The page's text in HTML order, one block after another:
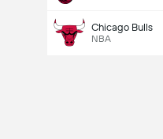
Chicago Bulls
NBA